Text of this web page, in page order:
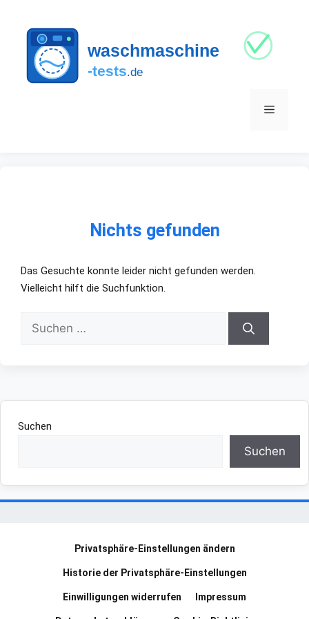
springen
Menü
Nichts gefunden
Das Gesuchte konnte leider nicht gefunden werden.
Vielleicht hilft die Suchfunktion.
Suchen
Suchen
Privatsphäre-Einstellungen ändern
Historie der Privatsphäre-Einstellungen
Einwilligungen widerrufen Impressum